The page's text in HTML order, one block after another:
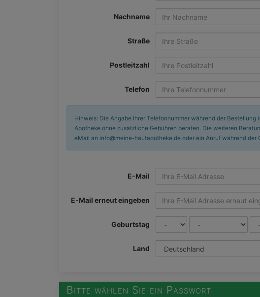
Nachname
Straße
Postleitzahl
Telefon
Hinweis: Die Angabe Ihrer Telefonnummer während der
Apotheke ohne zusätzliche Gebühren beraten. Die weiteren
eMail an info@meine-hautapotheke.de oder ein Anruf während
E-Mail
E-Mail erneut eingeben
Geburtstag
Land
Bitte wählen Sie ein Passwort